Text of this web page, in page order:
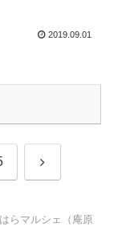
2019.09.01
次
らマルシェ（庵原